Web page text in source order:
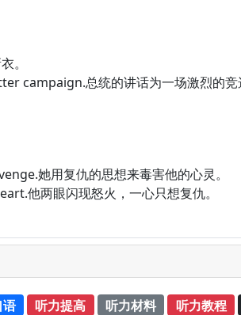
。
campaign.总统的讲话为一场激烈的竞
她用复仇的思想来毒害他的心灵。
他两眼闪现怒火，一心只想复仇。
语 听力提高 听力材料 听力教程